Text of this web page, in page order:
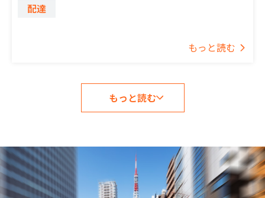
配達
もっと読む
もっと読む